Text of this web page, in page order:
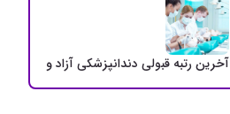
آخرین رتبه قبولی دندانپزشکی آزاد و دولتی +